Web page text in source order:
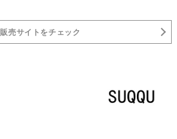
販売サイトをチェック